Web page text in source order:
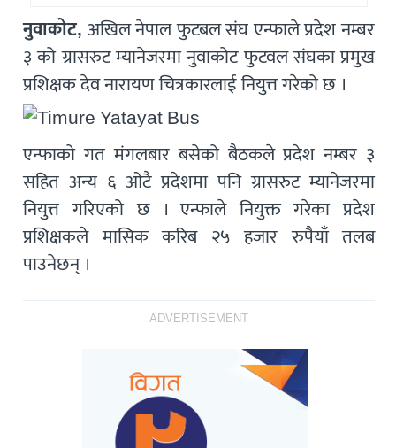
नुवाकोट, अखिल नेपाल फुटबल संघ एन्फाले प्रदेश नम्बर
३ को ग्रासरुट म्यानेजरमा नुवाकोट फुटवल संघका प्रमुख
प्रशिक्षक देव नारायण चित्रकारलाई नियुत्त गरेको छ ।
एन्फाको गत मंगलबार बसेको बैठकले प्रदेश नम्बर ३
सहित अन्य ६ ओटै प्रदेशमा पनि ग्रासरुट म्यानेजरमा
नियुत्त गरिएको छ । एन्फाले नियुक्त गरेका प्रदेश
प्रशिक्षकले मासिक करिब २५ हजार रुपैयाँ तलब
पाउनेछन् ।
ADVERTISEMENT